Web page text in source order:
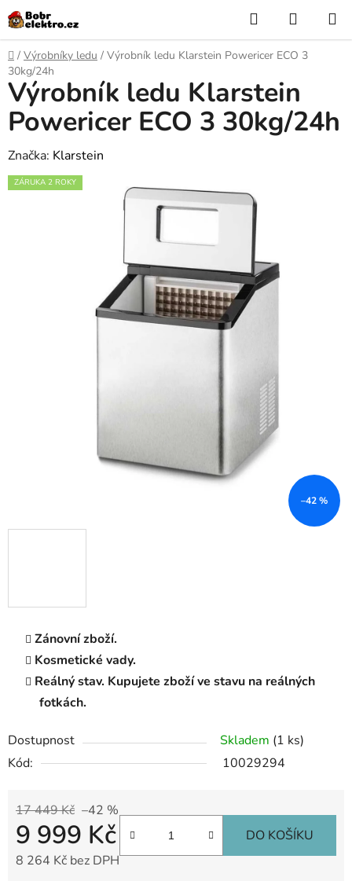
Přejít
na
obsah
Hledat
KOŠÍK
Domů
/ Výrobníky ledu / Výrobník ledu Klarstein Powericer ECO 3
30kg/24h
Zánovní zboží.
Kosmetické vady.
Reálný stav. Kupujete zboží ve stavu na reálných
fotkách.
Dostupnost Skladem (1 ks)
Kód:
10029294
17 449 Kč –42 %
9 999 Kč
8 264 Kč bez DPH
DO KOŠÍKU
Výrobník ledu Klarstein
Powericer ECO 3 30kg/24h
Značka: Klarstein
ZÁRUKA 2 ROKY
–42 %